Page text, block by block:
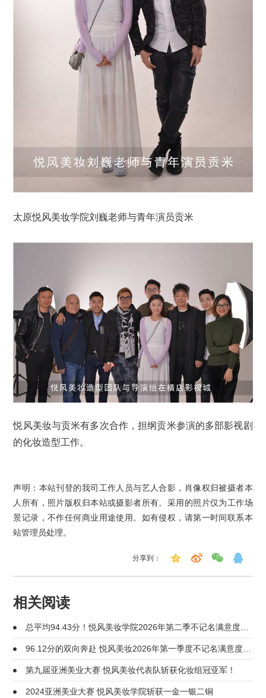
太原悦风美妆学院刘巍老师与青年演员贡米
悦风美妆与贡米有多次合作，担纲贡米参演的多部影视剧
的化妆造型工作。
声明：本站刊登的我司工作人员与艺人合影，肖像权归被摄者本
人所有，照片版权归本站或摄影者所有。采用的照片仅为工作场
景记录，不作任何商业用途使用。如有侵权，请第一时间联系本
站管理员处理。
分享到：
相关阅读
总平均94.43分！悦风美妆学院2026年第二季不记名满意度调
96.12分的双向奔赴 悦风美妆2026年第一季度不记名满意度出
第九届亚洲美业大赛 悦风美妆代表队斩获化妆组冠亚军！
2024亚洲美业大赛 悦风美妆学院斩获一金一银二铜